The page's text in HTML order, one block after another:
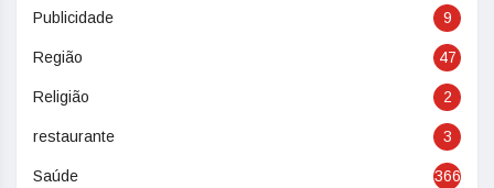
Publicidade 9
Região 47
Religião 2
restaurante 3
Saúde 366